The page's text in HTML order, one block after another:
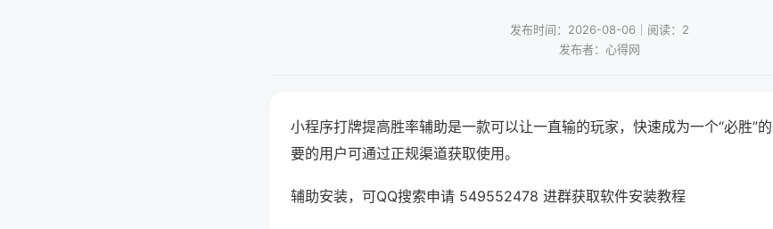
发布时间：2026-08-06｜阅读：2
发布者：心得网
小程序打牌提高胜率辅助是一款可以让一直输的玩家，快速成为一个“必胜”
要的用户可通过正规渠道获取使用。
辅助安装，可QQ搜索申请 549552478 进群获取软件安装教程